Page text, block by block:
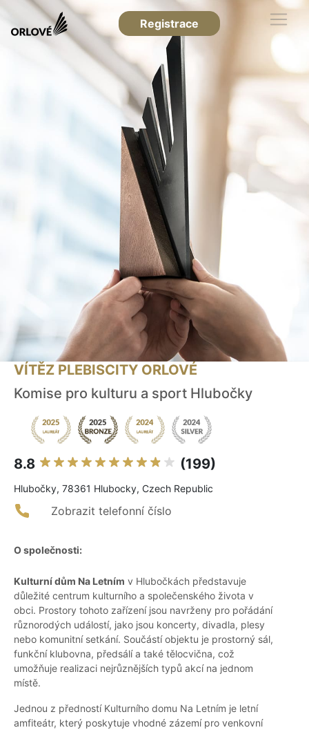
Registrace
VÍTĚZ PLEBISCITY ORLOVÉ
Komise pro kulturu a sport Hlubočky
8.8 (199)
Hlubočky, 78361 Hlubocky, Czech Republic
Zobrazit telefonní číslo
O společnosti:
Kulturní dům Na Letním v Hlubočkách představuje
důležité centrum kulturního a společenského života v
obci. Prostory tohoto zařízení jsou navrženy pro pořádání
různorodých událostí, jako jsou koncerty, divadla, plesy
nebo komunitní setkání. Součástí objektu je prostorný sál,
funkční klubovna, předsálí a také tělocvična, což
umožňuje realizaci nejrůznějších typů akcí na jednom
místě.
Jednou z předností Kulturního domu Na Letním je letní
amfiteátr, který poskytuje vhodné zázemí pro venkovní